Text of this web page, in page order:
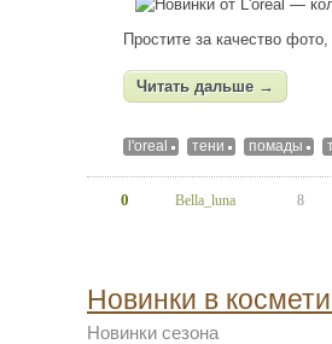
Простите за качество
Читать дальше →
l'oreal тени помады
0 Bella_luna 8
Новинки в
Новинки сезона